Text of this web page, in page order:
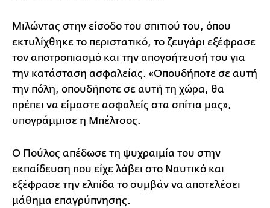
Μιλώντας στην είσοδο του σπιτιού του, όπου
εκτυλίχθηκε το περιστατικό, το ζευγάρι εξέφρασε
τον αποτροπιασμό και την απογοήτευσή του για
την κατάσταση ασφαλείας. «Οπουδήποτε σε αυτή
την πόλη, οπουδήποτε σε αυτή τη χώρα, θα
πρέπει να είμαστε ασφαλείς στα σπίτια μας»,
υπογράμμισε η Μπέλτσος.
Ο Πούλος απέδωσε τη ψυχραιμία του στην
εκπαίδευση που είχε λάβει στο Ναυτικό και
εξέφρασε την ελπίδα το συμβάν να αποτελέσει
μάθημα επαγρύπνησης.